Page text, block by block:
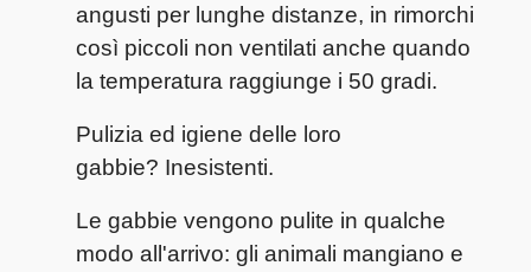
angusti per lunghe distanze, in rimorchi
così piccoli non ventilati anche quando
la temperatura raggiunge i 50 gradi.
Pulizia ed igiene delle loro
gabbie? Inesistenti.
Le gabbie vengono pulite in qualche
modo all'arrivo: gli animali mangiano e